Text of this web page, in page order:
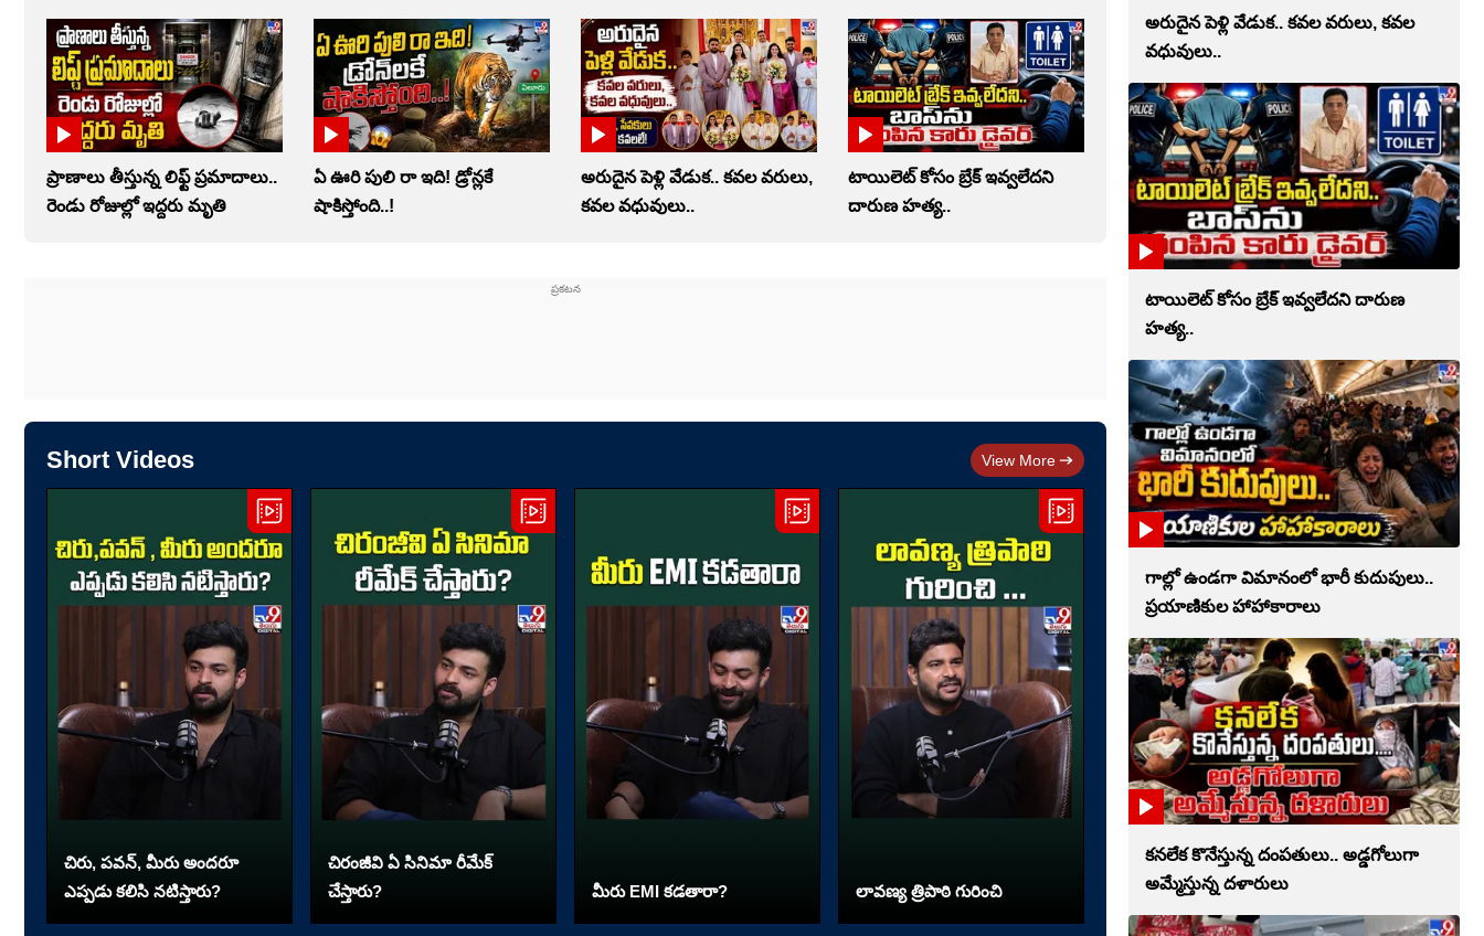
ప్రాణాలు తీస్తున్న లిఫ్ట్‌ ప్రమాదాలు..
రెండు రోజుల్లో ఇద్దరు మృతి
ఏ ఊరి పులి రా ఇది! డ్రోన్లకే
షాకిస్తోంది..!
అరుదైన పెళ్లి వేడుక.. కవల వరులు,
కవల వధువులు..
టాయిలెట్‌ కోసం బ్రేక్‌ ఇవ్వలేదని
దారుణ హత్య..
Short Videos View More
చిరు, పవన్, మీరు అందరూ
ఎప్పడు కలిసి నటిస్తారు?
చిరంజీవి ఏ సినిమా రీమేక్
చేస్తారు?
మీరు EMI కడతారా? లావణ్య త్రిపాఠి గురించి
అరుదైన పెళ్లి వేడుక.. కవల వరులు, కవల
వధువులు..
టాయిలెట్‌ కోసం బ్రేక్‌ ఇవ్వలేదని దారుణ
హత్య..
గాల్లో ఉండగా విమానంలో భారీ కుదుపులు..
ప్రయాణికుల హాహాకారాలు
కనలేక కొనేస్తున్న దంపతులు.. అడ్డగోలుగా
అమ్మేస్తున్న దళారులు